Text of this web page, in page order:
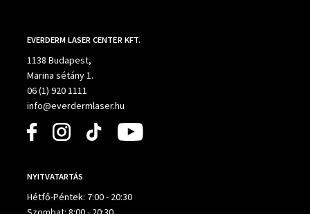
EVERDERM LASER CENTER KFT.
1138 Budapest,
Marina sétány 1.
06 (1) 920 1111
info@everdermlaser.hu
NYITVATARTÁS
Hétfő-Péntek: 7:00 - 20:30